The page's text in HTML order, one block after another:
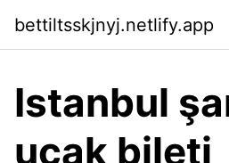
bettiltsskjnyj.netlify.app
Istanbul
uçak bileti